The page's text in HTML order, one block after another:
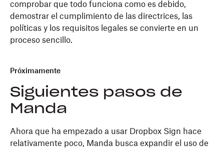
comprobar que todo funciona como es debido,
demostrar el cumplimiento de las directrices, las
políticas y los requisitos legales se convierte en un
proceso sencillo.
Próximamente
Siguientes pasos de
Manda
Ahora que ha empezado a usar Dropbox Sign hace
relativamente poco, Manda busca expandir el uso de